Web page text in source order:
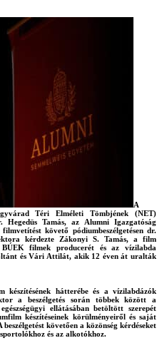
A
Téri Elméleti Tömbjének (NET)
Tamás, az Alumni Igazgatóság
követő pódiumbeszélgetésen dr.
kérdezte Zákonyi S. Tamás, a film
filmek producerét és az vízilabda
és Vári Attilát, akik 12 éven át uralták
készítésének hátterébe és a vízilabdázók
a beszélgetés során többek között a
ellátásában betöltött szerepét
készítéseinek körülményeiről és saját
követően a közönség kérdéseket
és az alkotókhoz.